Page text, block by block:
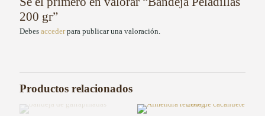
200 gr”
Debes accederpara publicar una valoración.
Productos relacionados